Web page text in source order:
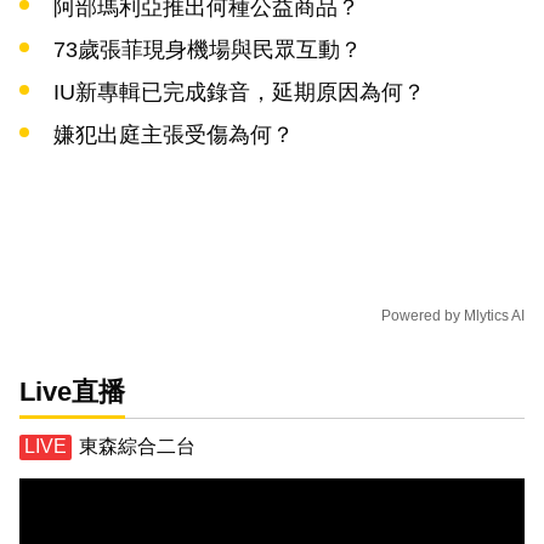
阿部瑪利亞推出何種公益商品？
73歲張菲現身機場與民眾互動？
IU新專輯已完成錄音，延期原因為何？
嫌犯出庭主張受傷為何？
Powered by Mlytics AI
Live直播
東森綜合二台